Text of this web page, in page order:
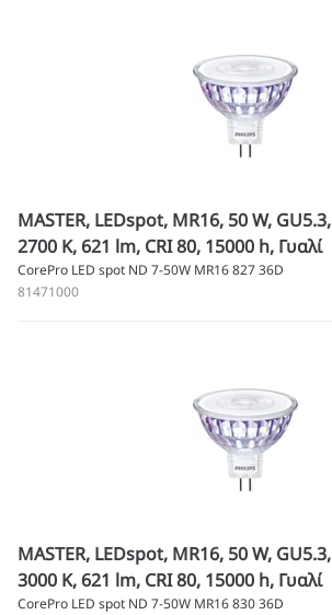
MASTER, LEDspot, MR16, 50 W, GU5.3,
2700 K, 621 lm, CRI 80, 15000 h, Γυαλί
CorePro LED spot ND 7-50W MR16 827 36D
81471000
MASTER, LEDspot, MR16, 50 W, GU5.3,
3000 K, 621 lm, CRI 80, 15000 h, Γυαλί
CorePro LED spot ND 7-50W MR16 830 36D